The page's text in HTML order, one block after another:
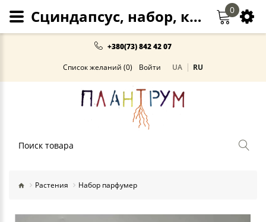
+380(73) 842 42 07
Список желаний (0) Войти UA RU
0
Растения Набор парфумер
Сциндапсус, набор, кашпо